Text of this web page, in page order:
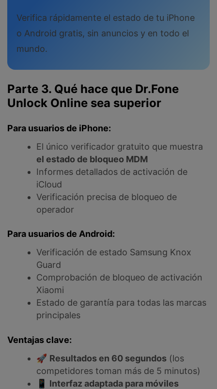
Verifica rápidamente el estado de tu iPhone
o Android gratis, sin anuncios y en todo el
mundo.
Parte 3. Qué hace que Dr.Fone
Unlock Online sea superior
Para usuarios de iPhone:
El único verificador gratuito que muestra
el estado de bloqueo MDM
Informes detallados de activación de
iCloud
Verificación precisa de bloqueo de
operador
Para usuarios de Android:
Verificación de estado Samsung Knox
Guard
Comprobación de bloqueo de activación
Xiaomi
Estado de garantía para todas las marcas
principales
Ventajas clave:
🚀 Resultados en 60 segundos (los
competidores toman más de 5 minutos)
📱 Interfaz adaptada para móviles